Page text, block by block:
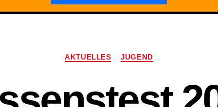
Kategorien
AKTUELLES JUGEND